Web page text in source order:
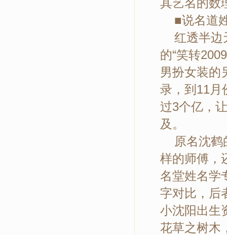
其艺名的数
■说名道
红透半边
的“笑转
男扮女装的
录，到11月
过3个亿，
及。
原名沈鹤
样的师傅，
名堂姓名学
字对比，后
小沈阳出生
花草之树木